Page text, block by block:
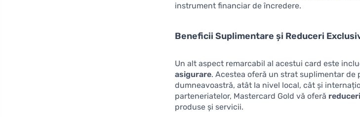
instrument financiar de încredere.
Beneficii Suplimentare și Reduceri
Un alt aspect remarcabil al acestui card este
asigurare. Acestea oferă un strat suplimentar
dumneavoastră, atât la nivel local, cât și
parteneriatelor, Mastercard Gold vă oferă
produse și servicii.